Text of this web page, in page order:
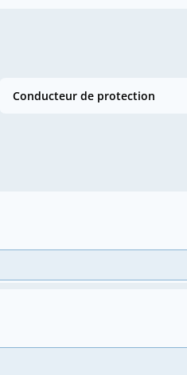
Conducteur de protection